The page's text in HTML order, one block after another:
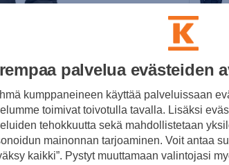
palvelua evästeiden
kumppaneineen käyttää palveluissaan
toimivat toivotulla tavalla. Lisäksi
tehokkuutta sekä mahdollistetaan
mainonnan tarjoaminen. Voit antaa
kaikki”. Pystyt muuttamaan valintojasi